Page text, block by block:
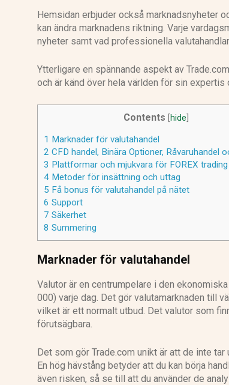
Hemsidan erbjuder också marknadsnyheter
kan ändra marknadens riktning. Varje
nyheter samt vad professionella
Ytterligare en spännande aspekt av
och är känd över hela världen för sin expertis
Contents hide
1 Marknader för valutahandel
2 CFD handel, Binära Optioner, Råvaruhandel
3 Plattformar och mjukvara för FOREX trading
4 Metoder för insättning och uttag
5 Få bonus för valutahandel på nätet
6 Support
7 Säkerhet
8 Summering
Marknader för valutahandel
Valutor är en centrumpelare i den
000) varje dag. Det gör valutamarknaden till
vilket är ett normalt utbud. Det valutor som
förutsägbara.
Det som gör Trade.com unikt är att de inte
En hög hävstång betyder att du kan börja
även risken, så se till att du använder de